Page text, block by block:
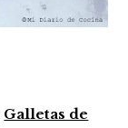
Galletas de